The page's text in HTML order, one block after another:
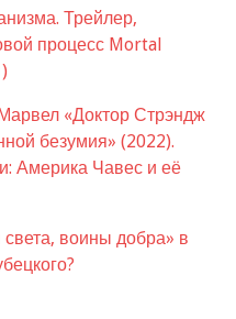
Трейлер,
процесс Mortal
«Доктор Стрэндж
безумия» (2022).
Америка Чавес и её
света, воины добра» в